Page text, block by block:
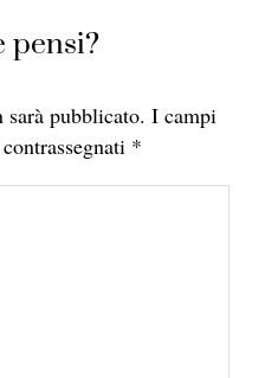
pensi?
pubblicato. I campi
*